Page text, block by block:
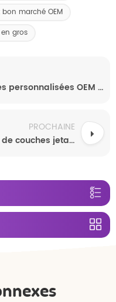
marché OEM
gros
Couches-culottes jetables personnalisées OEM ultra-minces, respirantes et hautement absorbantes
PROCHAINE
Fabricant et fournisseur chinois de couches jetables pour bébés de haute qualité, vente en gros personnalisée au prix d'usine.